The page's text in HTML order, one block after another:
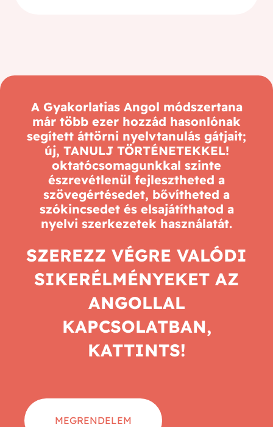
A Gyakorlatias Angol módszertana
már több ezer hozzád hasonlónak
segített áttörni nyelvtanulás gátjait;
új, TANULJ TÖRTÉNETEKKEL!
oktatócsomagunkkal szinte
észrevétlenül fejlesztheted a
szövegértésedet, bővítheted a
szókincsedet és elsajátíthatod a
nyelvi szerkezetek használatát.
SZEREZZ VÉGRE VALÓDI
SIKERÉLMÉNYEKET AZ
ANGOLLAL
KAPCSOLATBAN,
KATTINTS!
MEGRENDELEM